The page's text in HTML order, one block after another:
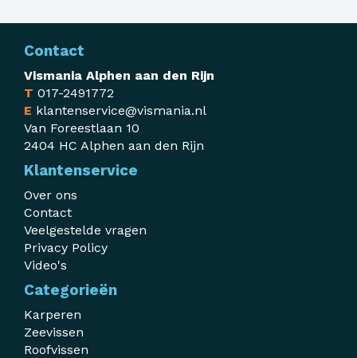
Contact
Vismania Alphen aan den Rijn
T 017-2491772
E klantenservice@vismania.nl
Van Foreestlaan 10
2404 HC Alphen aan den Rijn
Klantenservice
Over ons
Contact
Veelgestelde vragen
Privacy Policy
Video's
Categorieën
Karperen
Zeevissen
Roofvissen